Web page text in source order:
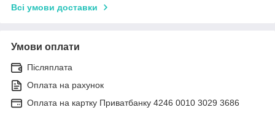
Всі умови доставки
Умови оплати
Післяплата
Оплата на рахунок
Оплата на картку Приватбанку 4246 0010 3029 3686